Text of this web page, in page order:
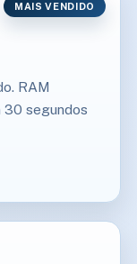
MAIS VENDIDO
RAM
30 segundos